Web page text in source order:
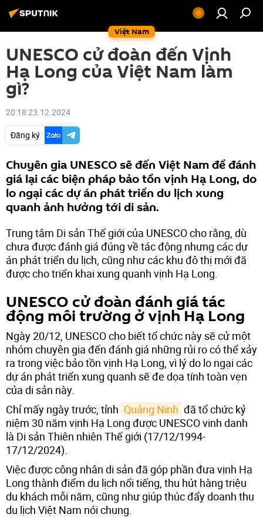
Việt Nam
UNESCO cử đoàn đến Vịnh
Hạ Long của Việt Nam làm
gì?
20:18 23.12.2024
Đăng ký
Chuyên gia UNESCO sẽ đến Việt Nam để đánh
giá lại các biện pháp bảo tồn vịnh Hạ Long, do
lo ngại các dự án phát triển du lịch xung
quanh ảnh hưởng tới di sản.
Trung tâm Di sản Thế giới của UNESCO cho rằng, dù
chưa được đánh giá đúng về tác động nhưng các dự
án phát triển du lịch, cũng như các khu đô thị mới đã
được cho triển khai xung quanh vịnh Hạ Long.
UNESCO cử đoàn đánh giá tác
động môi trường ở vịnh Hạ Long
Ngày 20/12, UNESCO cho biết tổ chức này sẽ cử một
nhóm chuyên gia đến đánh giá những rủi ro có thể xảy
ra trong việc bảo tồn vịnh Hạ Long, vì lý do lo ngại các
dự án phát triển xung quanh sẽ đe dọa tính toàn vẹn
của di sản này.
Chỉ mấy ngày trước, tỉnh Quảng Ninh đã tổ chức kỷ
niệm 30 năm vịnh Hạ Long được UNESCO vinh danh
là Di sản Thiên nhiên Thế giới (17/12/1994-
17/12/2024).
Việc được công nhân di sản đã góp phần đưa vịnh Hạ
Long thành điểm du lịch nổi tiếng, thu hút hàng triệu
du khách mỗi năm, cũng như giúp thúc đẩy doanh thu
du lịch Việt Nam nói chung.